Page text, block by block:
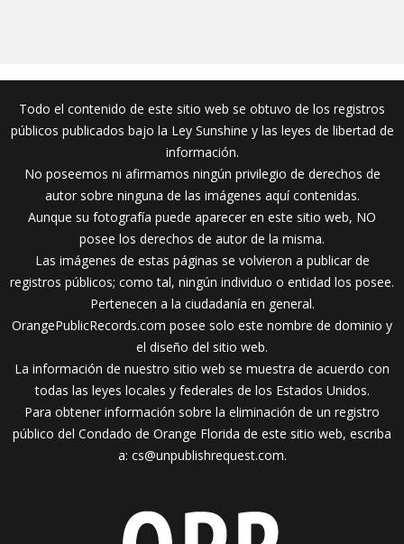
Todo el contenido de este sitio web se obtuvo de los registros
públicos publicados bajo la Ley Sunshine y las leyes de libertad de
información.
No poseemos ni afirmamos ningún privilegio de derechos de
autor sobre ninguna de las imágenes aquí contenidas.
Aunque su fotografía puede aparecer en este sitio web, NO
posee los derechos de autor de la misma.
Las imágenes de estas páginas se volvieron a publicar de
registros públicos; como tal, ningún individuo o entidad los posee.
Pertenecen a la ciudadanía en general.
OrangePublicRecords.com posee solo este nombre de dominio y
el diseño del sitio web.
La información de nuestro sitio web se muestra de acuerdo con
todas las leyes locales y federales de los Estados Unidos.
Para obtener información sobre la eliminación de un registro
público del Condado de Orange Florida de este sitio web, escriba
a: cs@unpublishrequest.com.